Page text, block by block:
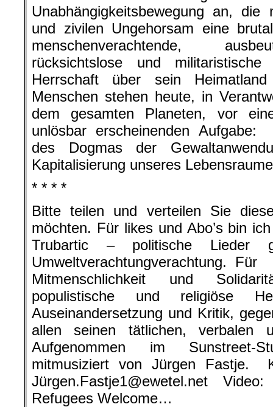
Unabhängigkeitsbewegung an, die
und zivilen Ungehorsam eine
menschenverachtende,
rücksichtslose und
Herrschaft über sein
Menschen stehen heute, in
dem gesamten Planeten, vor
unlösbar erscheinenden Aufgabe:
des Dogmas der
Kapitalisierung unseres
* * * *
Bitte teilen und verteilen Sie
möchten. Für likes und Abo’s bin
Trubartic – politische Lieder
Umweltverachtungverachtung.
Mitmenschlichkeit und
populistische und religiöse
Auseinandersetzung und Kritik,
allen seinen tätlichen,
Aufgenommen im Sunstreet-
mitmusiziert von Jürgen Fastje.
Jürgen.Fastje1@ewetel.net
Refugees Welcome…